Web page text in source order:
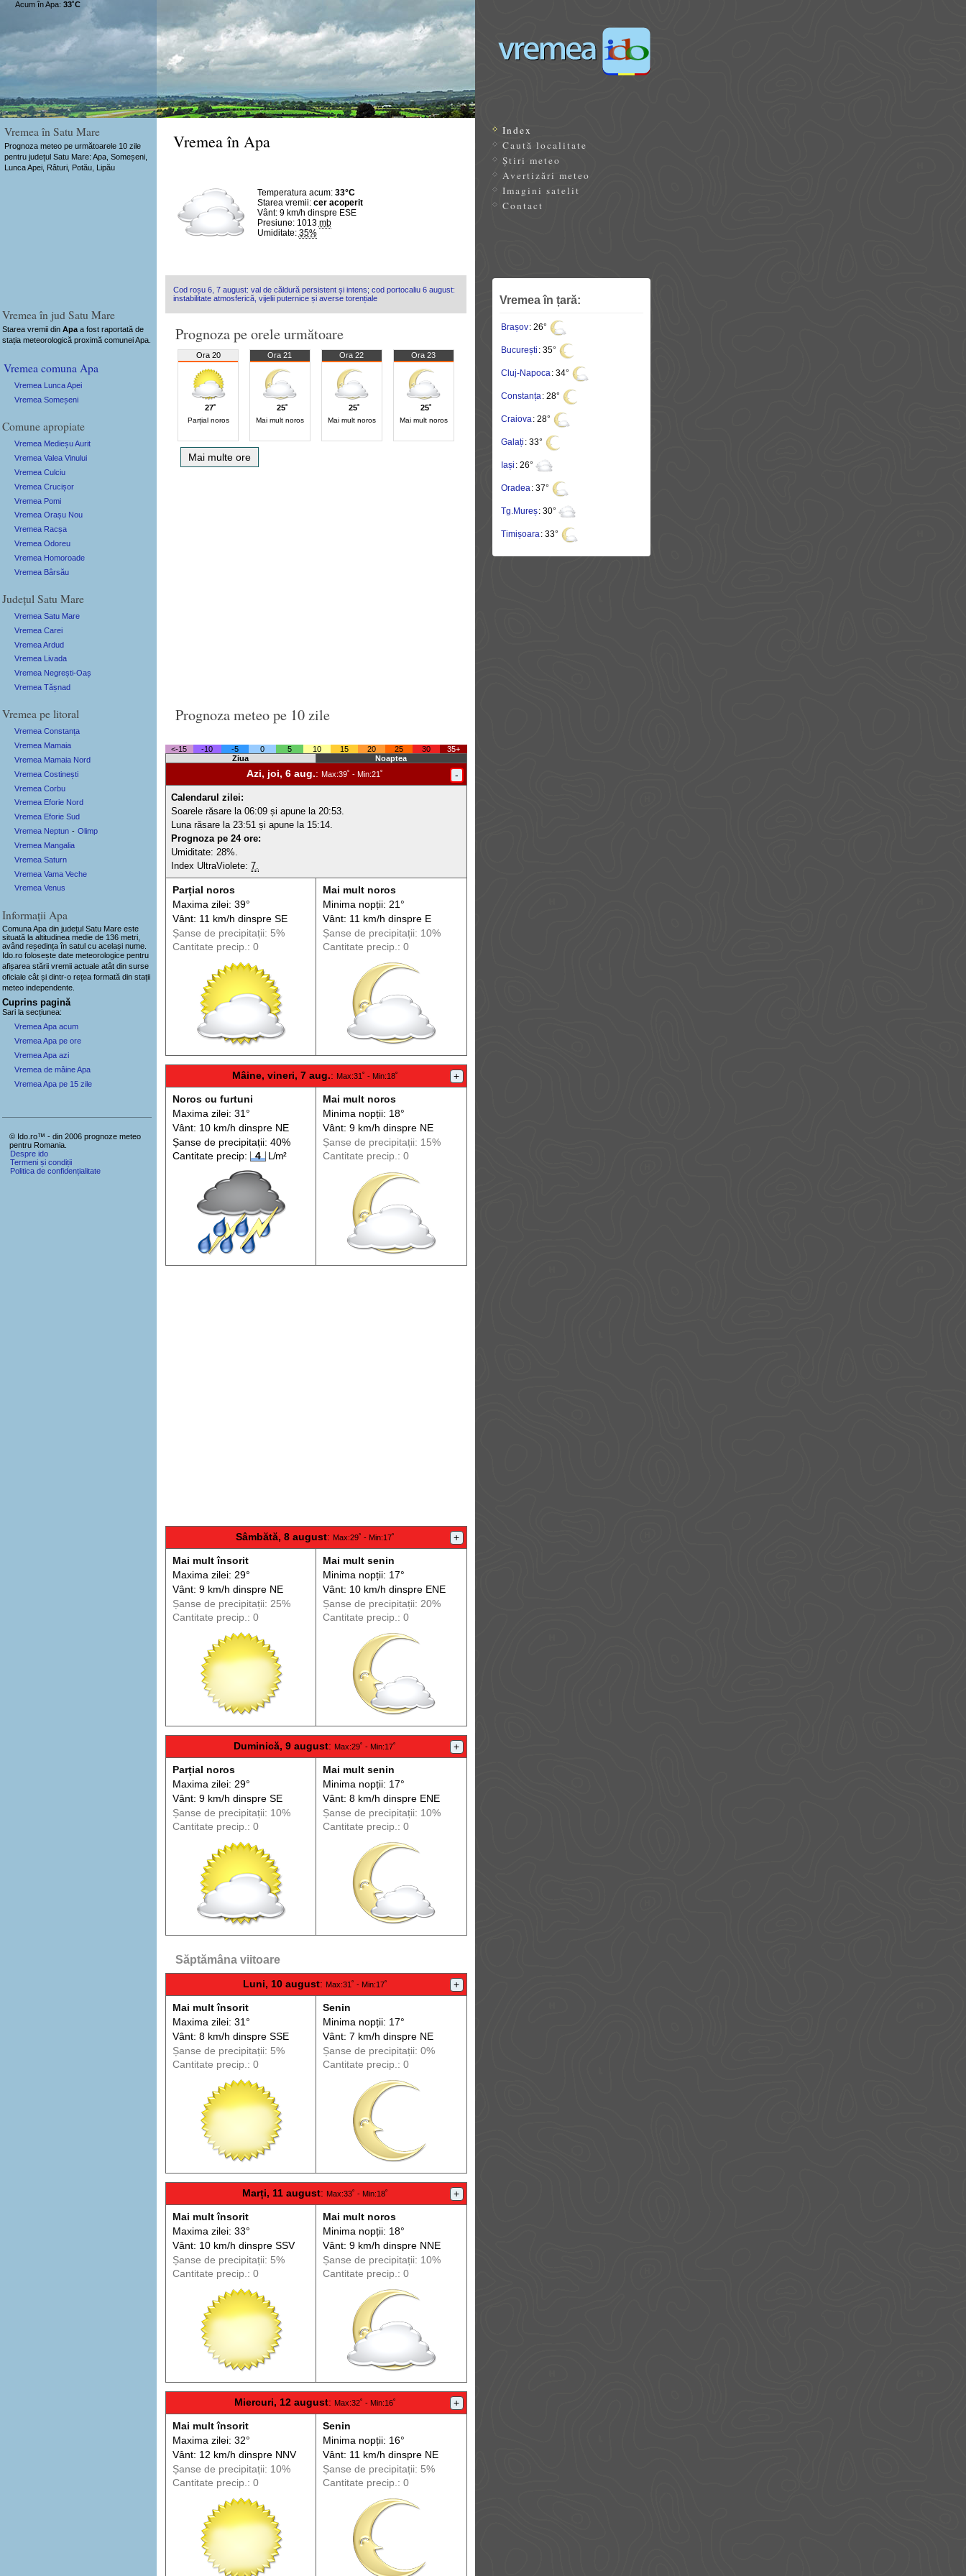
Vremea în Satu Mare
Prognoza meteo pe următoarele 10 zile
pentru județul Satu Mare: Apa, Someșeni,
Lunca Apei, Râturi, Potău, Lipău
Vremea în Apa
Temperatura acum: 33°C
Starea vremii: cer acoperit
Vânt: 9 km/h dinspre ESE
Presiune: 1013 mb
Umiditate: 35%
Acum în Apa: 33˚C
Cod roșu 6, 7 august: val de căldură persistent și intens; cod portocaliu 6 august:
instabilitate atmosferică, vijelii puternice și averse torențiale
Prognoza pe orele următoare
Ora 20
27˚
Parțial noros
Ora 21
25˚
Mai mult noros
Ora 22
25˚
Mai mult noros
Ora 23
25˚
Mai mult noros
Mai multe ore
Prognoza meteo pe 10 zile
<-15 -10 -5 0 5 10 15 20 25 30
35+
Ziua
Noaptea
Azi, joi, 6 aug.:Max:39˚ - Min:21˚ -
Calendarul zilei:
Soarele răsare la 06:09 și apune la 20:53.
Luna răsare la 23:51 și apune la 15:14.
Prognoza pe 24 ore:
Umiditate: 28%.
Index UltraViolete:7.
Parțial noros
Maxima zilei: 39°
Vânt: 11 km/h dinspreSE
Șanse de precipitații: 5%
Cantitate precip.: 0
Mai mult noros
Minima nopții: 21°
Vânt: 11 km/h dinspreE
Șanse de precipitații: 10%
Cantitate precip.: 0
Mâine, vineri, 7 aug.: Max:31˚ - Min:18˚ +
Noros cu furtuni
Maxima zilei: 31°
Vânt: 10 km/h dinspreNE
Șanse de precipitații: 40%
Cantitate precip:
4 L/m²
Mai mult noros
Minima nopții: 18°
Vânt: 9 km/h dinspreNE
Șanse de precipitații: 15%
Cantitate precip.: 0
Sâmbătă, 8 august: Max:29˚ - Min:17˚ +
Mai mult însorit
Maxima zilei: 29°
Vânt: 9 km/h dinspreNE
Șanse de precipitații: 25%
Cantitate precip.: 0
Mai mult senin
Minima nopții: 17°
Vânt: 10 km/h dinspreENE
Șanse de precipitații: 20%
Cantitate precip.: 0
Duminică, 9 august: Max:29˚ - Min:17˚ +
Parțial noros
Maxima zilei: 29°
Vânt: 9 km/h dinspreSE
Șanse de precipitații: 10%
Cantitate precip.: 0
Mai mult senin
Minima nopții: 17°
Vânt: 8 km/h dinspreENE
Șanse de precipitații: 10%
Cantitate precip.: 0
Săptămâna viitoare
Luni, 10 august: Max:31˚ - Min:17˚ +
Mai mult însorit
Maxima zilei: 31°
Vânt: 8 km/h dinspreSSE
Șanse de precipitații: 5%
Cantitate precip.: 0
Senin
Minima nopții: 17°
Vânt: 7 km/h dinspreNE
Șanse de precipitații: 0%
Cantitate precip.: 0
Marți, 11 august: Max:33˚ - Min:18˚ +
Mai mult însorit
Maxima zilei: 33°
Vânt: 10 km/h dinspreSSV
Șanse de precipitații: 5%
Cantitate precip.: 0
Mai mult noros
Minima nopții: 18°
Vânt: 9 km/h dinspreNNE
Șanse de precipitații: 10%
Cantitate precip.: 0
Miercuri, 12 august: Max:32˚ - Min:16˚ +
Mai mult însorit
Maxima zilei: 32°
Vânt: 12 km/h dinspreNNV
Șanse de precipitații: 10%
Cantitate precip.: 0
Senin
Minima nopții: 16°
Vânt: 11 km/h dinspreNE
Șanse de precipitații: 5%
Cantitate precip.: 0
Index
Caută localitate
Știri meteo
Avertizări meteo
Imagini satelit
Contact
Vremea în țară:
Brașov: 26°
București : 35°
Cluj-Napoca: 34°
Constanța: 28°
Craiova: 28°
Galați : 33°
Iași : 26°
Oradea: 37°
Tg.Mureș: 30°
Timișoara: 33°
Vremea în jud Satu Mare
Starea vremii dinApa a fost raportată de
stația meteorologică proximă comunei Apa.
Vremea comuna Apa
Vremea Lunca Apei
Vremea Someșeni
Comune apropiate
Vremea Medieșu Aurit
Vremea Valea Vinului
Vremea Culciu
Vremea Crucișor
Vremea Pomi
Vremea Orașu Nou
Vremea Racșa
Vremea Odoreu
Vremea Homoroade
Vremea Bârsău
Județul Satu Mare
Vremea Satu Mare
Vremea Carei
Vremea Ardud
Vremea Livada
Vremea Negrești-Oaș
Vremea Tășnad
Vremea pe litoral
Vremea Constanța
Vremea Mamaia
Vremea Mamaia Nord
Vremea Costinești
Vremea Corbu
Vremea Eforie Nord
Vremea Eforie Sud
Vremea Neptun - Olimp
Vremea Mangalia
Vremea Saturn
Vremea Vama Veche
Vremea Venus
Informații Apa
Comuna Apa din județul Satu Mare este
situată la altitudinea medie de 136 metri,
având reședința în satul cu același nume.
Ido.ro folosește date meteorologice pentru
afișarea stării vremii actuale atât din surse
oficiale cât și dintr-o rețea formată din stații
meteoindependente
Cuprins pagină
Sari la secțiunea:
Vremea Apa acum
Vremea Apa pe ore
Vremea Apa azi
Vremea de mâine Apa
Vremea Apa pe 15 zile
© Ido.ro™ - din 2006 prognoze meteo
pentru Romania.
Despre ido
Termeni și condiții
Politica de confidențialitate